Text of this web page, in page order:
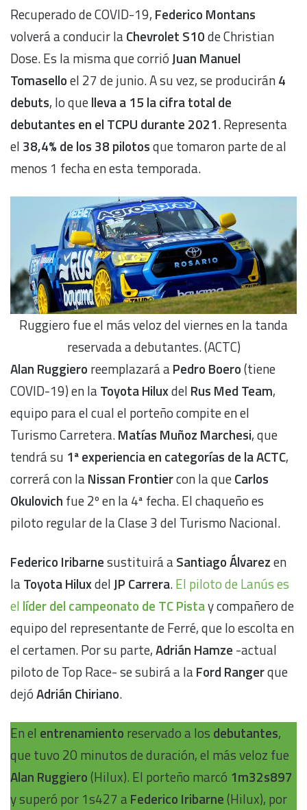
Recuperado de COVID-19, Federico Montans
volverá a conducir laChevrolet S10de Christian
Dose. Es la misma que corrióJuan Manuel
Tomaselloel 27 de junio. A su vez, se producirán4
debuts, lo quelleva a 15 la cifra total de
debutantes en el TCPU durante 2021. Representa
el 38,4% de los 38 pilotosque tomaron parte de al
menos 1 fecha en esta temporada.
Ruggiero fue el más veloz del viernes en la tanda
reservada a debutantes. (ACTC)
Alan Ruggiero reemplazará aPedro Boero(tiene
COVID-19) en laToyota Hiluxdel Rus Med Team,
equipo para el cual el porteño compite en el
Turismo Carretera.Matías Muñoz Marchesi, que
tendrá su 1ª experiencia en categorías de la ACTC,
correrá con laNissan Frontiercon la queCarlos
Okulovich fue 2º en la 4ª fecha. El chaqueño es
piloto regular de la Clase 3 del Turismo Nacional.
Federico Iribarnesustituirá aSantiago Álvarezen
laToyota HiluxdelJP Carrera.El piloto de Lanús es
el líder del campeonato de TC Pistay compañero de
equipo del representante de Ferré, que lo escolta en
el certamen. Por su parte,Adrián Hamze -actual
piloto de Top Race- se subirá a laFord Rangerque
dejóAdrián Chiriano.
En el entrenamiento reservado a los debutantes,
que tuvo 20 minutos de duración, el más veloz fue
Alan Ruggiero(Hilux). El porteño marcó 1m32s897
y superó por 1s427 a Federico Iribarne(Hilux), por